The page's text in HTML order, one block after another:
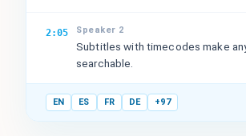
2:05 Speaker 2
Subtitles with timecodes make
searchable.
EN ES FR DE +97